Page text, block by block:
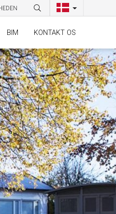
BIM KONTAKT OS